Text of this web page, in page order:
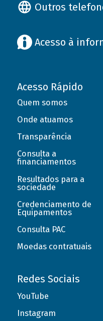
Outros
Acesso à
Acesso Rápido
Quem somos
Onde atuamos
Transparência
Consulta a
financiamentos
Resultados para a
sociedade
Credenciamento de
Equipamentos
Consulta PAC
Moedas contratuais
Redes Sociais
YouTube
Instagram